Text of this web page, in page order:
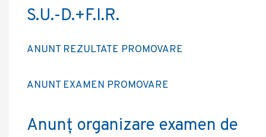
S.U.-D.+F.I.R.
ANUNT REZULTATE PROMOVARE
ANUNT EXAMEN PROMOVARE
Anunț organizare examen de